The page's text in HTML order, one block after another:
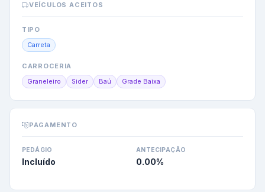
VEÍCULOS ACEITOS
TIPO
Carreta
CARROCERIA
Graneleiro Sider Baú Grade Baixa
PAGAMENTO
PEDÁGIO
Incluído
ANTECIPAÇÃO
0.00%